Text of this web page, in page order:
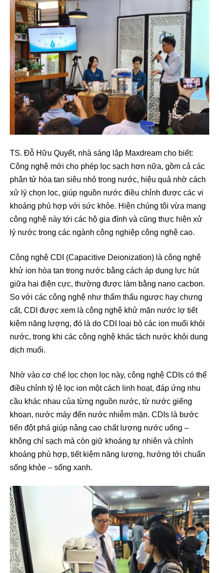
TS. Đỗ Hữu Quyết, nhà sáng lập Maxdream cho biết:
Công nghệ mới cho phép lọc sạch hơn nữa, gồm cả các
phân tử hòa tan siêu nhỏ trong nước, hiệu quả nhờ cách
xử lý chọn lọc, giúp nguồn nước điều chỉnh được các vi
khoáng phù hợp với sức khỏe. Hiện chúng tôi vừa mang
công nghệ này tới các hộ gia đình và cũng thực hiện xử
lý nước trong các ngành công nghiệp công nghệ cao.
Công nghệ CDI (Capacitive Deionization) là công nghệ
khử ion hòa tan trong nước bằng cách áp dụng lực hút
giữa hai điện cực, thường được làm bằng nano cacbon.
So với các công nghệ như thẩm thấu ngược hay chưng
cất, CDI được xem là công nghệ khử mặn nước lợ tiết
kiệm năng lượng, đó là do CDI loại bỏ các ion muối khỏi
nước, trong khi các công nghệ khác tách nước khỏi dung
dịch muối.
Nhờ vào cơ chế lọc chọn lọc này, công nghệ CDIs có thể
điều chỉnh tỷ lệ lọc ion một cách linh hoạt, đáp ứng nhu
cầu khác nhau của từng nguồn nước, từ nước giếng
khoan, nước máy đến nước nhiễm mặn. CDIs là bước
tiến đột phá giúp nâng cao chất lượng nước uống –
không chỉ sạch mà còn giữ khoáng tự nhiên và chỉnh
khoáng phù hợp, tiết kiệm năng lượng, hướng tới chuẩn
sống khỏe – sống xanh.